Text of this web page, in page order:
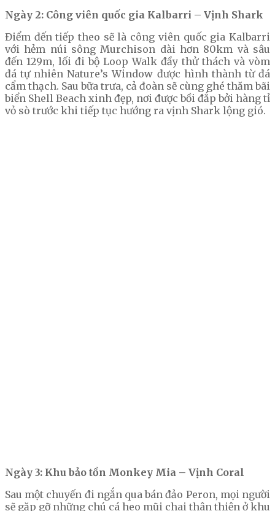
Ngày 2: Công viên quốc gia Kalbarri – Vịnh Shark
Điểm đến tiếp theo sẽ là công viên quốc gia Kalbarri
với hẻm núi sông Murchison dài hơn 80km và sâu
đến 129m, lối đi bộ Loop Walk đầy thử thách và vòm
đá tự nhiên Nature’s Window được hình thành từ đá
cẩm thạch. Sau bữa trưa, cả đoàn sẽ cùng ghé thăm bãi
biển Shell Beach xinh đẹp, nơi được bồi đắp bởi hàng tỉ
vỏ sò trước khi tiếp tục hướng ra vịnh Shark lộng gió.
Ngày 3: Khu bảo tồn Monkey Mia – Vịnh Coral
Sau một chuyến đi ngắn qua bán đảo Peron, mọi người
sẽ gặp gỡ những chú cá heo mũi chai thân thiện ở khu